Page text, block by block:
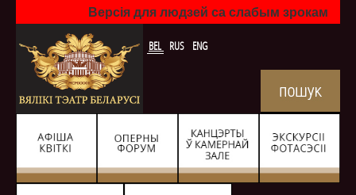
Версія для людзей са слабым зрокам
BEL RUS ENG